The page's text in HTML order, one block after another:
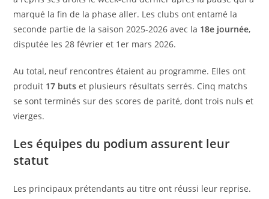
marqué la fin de la phase aller. Les clubs ont entamé la
seconde partie de la saison 2025-2026 avec la 18e journée,
disputée les 28 février et 1er mars 2026.
Au total, neuf rencontres étaient au programme. Elles ont
produit 17 buts et plusieurs résultats serrés. Cinq matchs
se sont terminés sur des scores de parité, dont trois nuls et
vierges.
Les équipes du podium assurent leur
statut
Les principaux prétendants au titre ont réussi leur reprise.